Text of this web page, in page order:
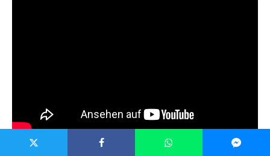
Daniel Fischer:
Düsterer Fuzzy Wohlfühlsound. Macht mich